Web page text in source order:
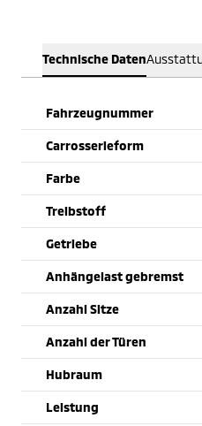
Technische Daten
Fahrzeugnummer
Carrosserieform
Farbe
Treibstoff
Getriebe
Anhängelast gebremst
Anzahl Sitze
Anzahl der Türen
Hubraum
Leistung